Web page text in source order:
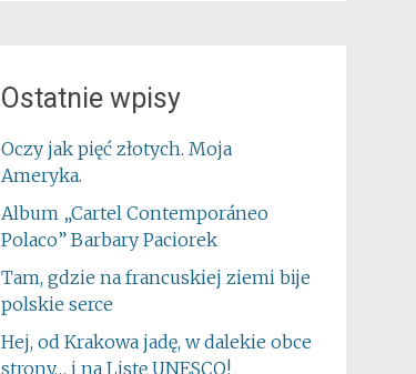
Ostatnie wpisy
Oczy jak pięć złotych. Moja
Ameryka.
Album „Cartel Contemporáneo
Polaco” Barbary Paciorek
Tam, gdzie na francuskiej ziemi bije
polskie serce
Hej, od Krakowa jadę, w dalekie obce
strony… i na Listę UNESCO!